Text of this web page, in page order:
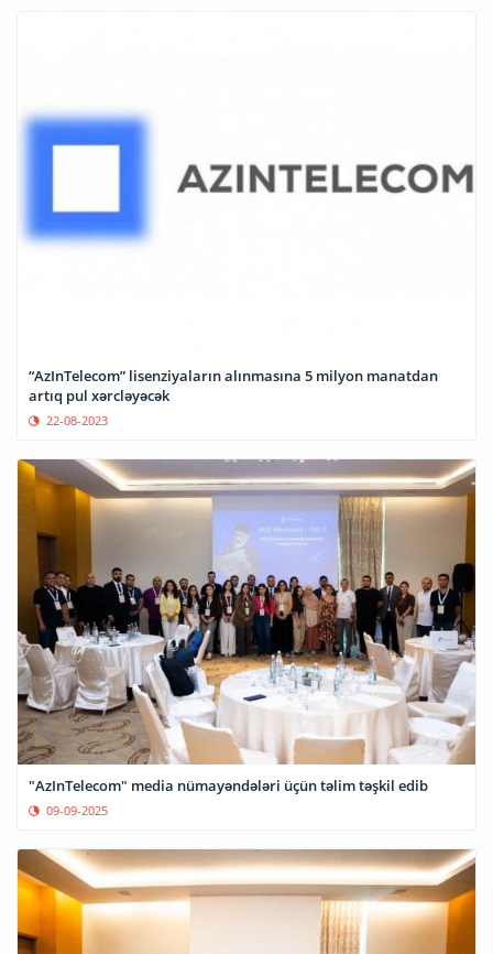
“AzInTelecom” lisenziyaların alınmasına 5 milyon manatdan
artıq pul xərcləyəcək
22-08-2023
"AzInTelecom" media nümayəndələri üçün təlim təşkil edib
09-09-2025